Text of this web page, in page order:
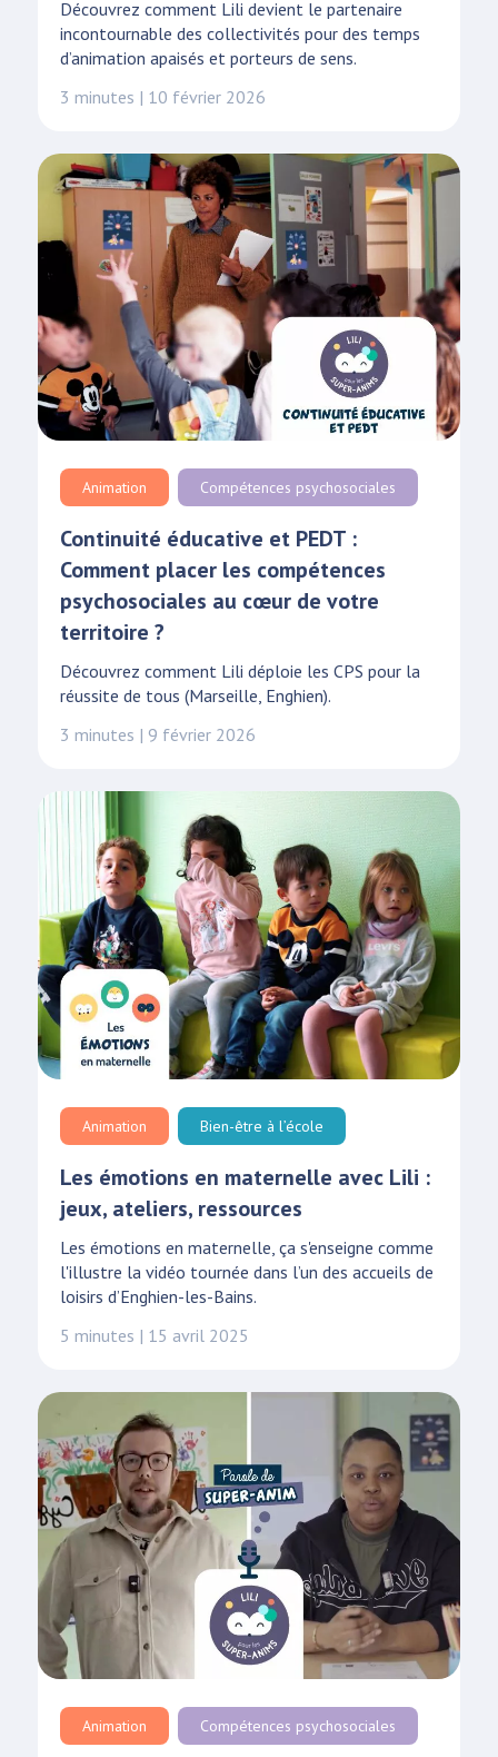
Découvrez comment Lili devient le partenaire
incontournable des collectivités pour des temps
d’animation apaisés et porteurs de sens.
3 minutes | 10 février 2026
Animation Compétences psychosociales
Continuité éducative et PEDT :
Comment placer les compétences
psychosociales au cœur de votre
territoire ?
Découvrez comment Lili déploie les CPS pour la
réussite de tous (Marseille, Enghien).
3 minutes | 9 février 2026
Animation Bien-être à l’école
Les émotions en maternelle avec Lili :
jeux, ateliers, ressources
Les émotions en maternelle, ça s'enseigne comme
l'illustre la vidéo tournée dans l’un des accueils de
loisirs d’Enghien-les-Bains.
5 minutes | 15 avril 2025
Animation Compétences psychosociales